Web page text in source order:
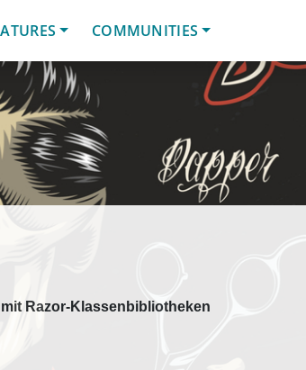
COMMUNITIES
Razor-Klassenbibliotheken